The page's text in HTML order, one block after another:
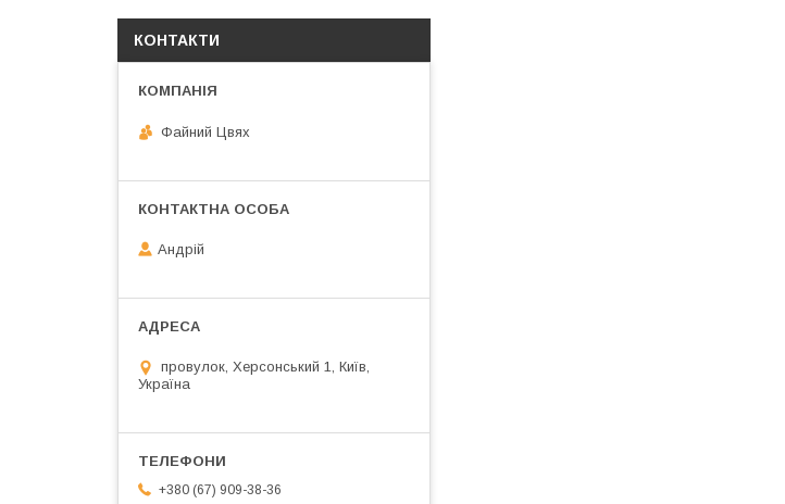
КОНТАКТИ
Файний Цвях
Андрій
провулок, Херсонський 1, Київ,
Україна
+380 (67) 909-38-36